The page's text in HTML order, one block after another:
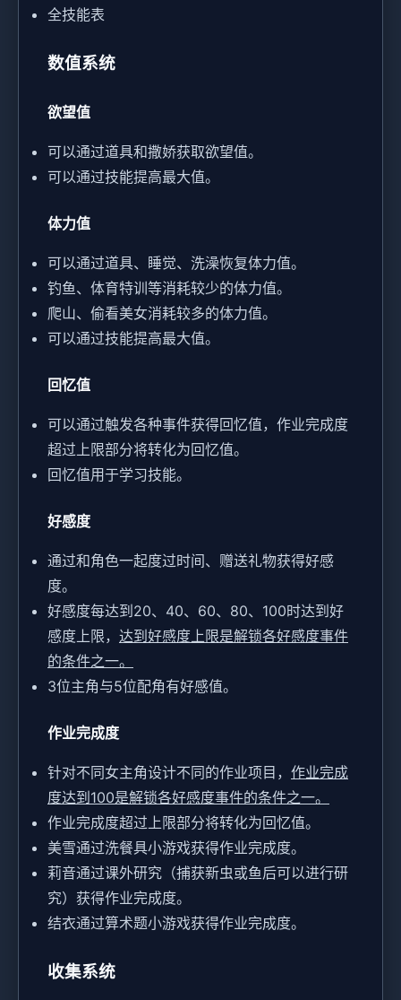
全技能表
数值系统
欲望值
可以通过道具和撒娇获取欲望值。
可以通过技能提高最大值。
体力值
可以通过道具、睡觉、洗澡恢复体力值。
钓鱼、体育特训等消耗较少的体力值。
爬山、偷看美女消耗较多的体力值。
可以通过技能提高最大值。
回忆值
可以通过触发各种事件获得回忆值，作业完成度
超过上限部分将转化为回忆值。
回忆值用于学习技能。
好感度
通过和角色一起度过时间、赠送礼物获得好感
度。
好感度每达到20、40、60、80、100时达到好
感度上限， 达到好感度上限是解锁各好感度事件
的条件之一。
3位主角与5位配角有好感值。
作业完成度
针对不同女主角设计不同的作业项目， 作业完成
度达到100是解锁各好感度事件的条件之一。
作业完成度超过上限部分将转化为回忆值。
美雪通过洗餐具小游戏获得作业完成度。
莉音通过课外研究（捕获新虫或鱼后可以进行研
究）获得作业完成度。
结衣通过算术题小游戏获得作业完成度。
收集系统